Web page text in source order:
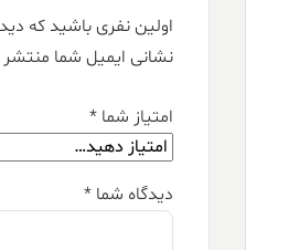
اولین نفری باشید که دیدگاهی را
نشانی ایمیل شما
امتیاز شما *
دیدگاه شما *